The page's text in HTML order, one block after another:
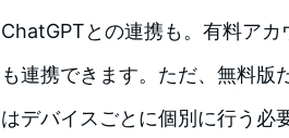
ChatGPTとの連携も。有料ア
も連携できます。ただ、無料版
はデバイスごとに個別に行う必